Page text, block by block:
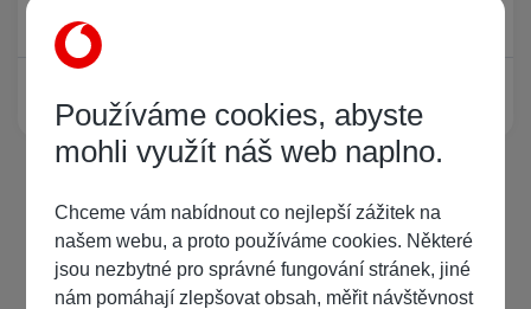
Žádný registrovaný uživatel si neprohlíží tuto stránku
Používáme cookies, abyste
mohli využít náš web naplno.
Chceme vám nabídnout co nejlepší zážitek na
našem webu, a proto používáme cookies. Některé
jsou nezbytné pro správné fungování stránek, jiné
nám pomáhají zlepšovat obsah, měřit návštěvnost